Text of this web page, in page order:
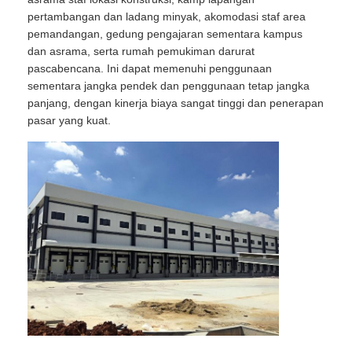
pertambangan dan ladang minyak, akomodasi staf area
pemandangan, gedung pengajaran sementara kampus
dan asrama, serta rumah pemukiman darurat
pascabencana. Ini dapat memenuhi penggunaan
sementara jangka pendek dan penggunaan tetap jangka
panjang, dengan kinerja biaya sangat tinggi dan penerapan
pasar yang kuat.